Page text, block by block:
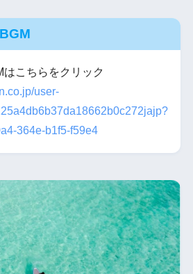
こちらをクリック
user-
364e-b1f5-f59e4